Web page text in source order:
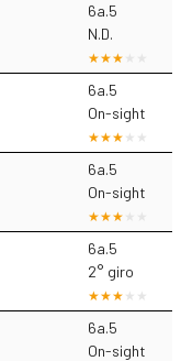
6a.5
N.D.
6a.5
On-sight
6a.5
On-sight
6a.5
2° giro
6a.5
On-sight